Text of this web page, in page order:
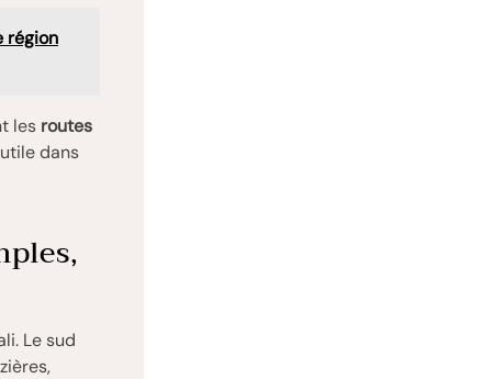
région
les routes
dans
Le sud